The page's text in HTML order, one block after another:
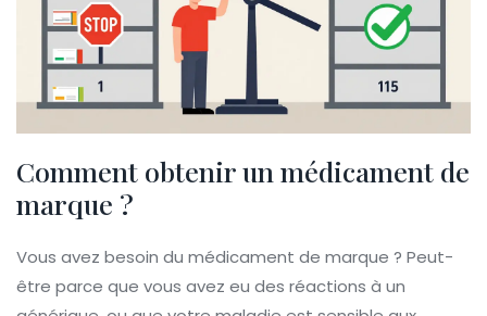
Comment obtenir un médicament de
marque ?
Vous avez besoin du médicament de marque ? Peut-
être parce que vous avez eu des réactions à un